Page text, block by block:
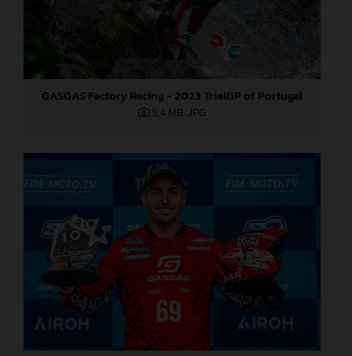
GASGAS Factory Racing - 2023 TrialGP of Portugal
5,4 MB .JPG